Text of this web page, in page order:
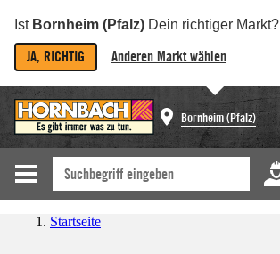
Ist Bornheim (Pfalz) Dein richtiger Markt?
JA, RICHTIG Anderen Markt wählen
Bornheim (Pfalz)
Startseite